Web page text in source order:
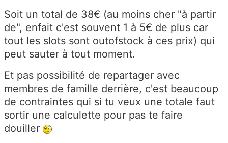
Soit un total de 38€ (au moins cher "à partir
de", enfait c'est souvent 1 à 5€ de plus car
tout les slots sont outofstock à ces prix) qui
peut sauter à tout moment.
Et pas possibilité de repartager avec
membres de famille derrière, c'est beaucoup
de contraintes qui si tu veux une totale faut
sortir une calculette pour pas te faire
douiller